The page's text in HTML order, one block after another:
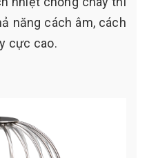
năng cách âm, cách
cực cao.